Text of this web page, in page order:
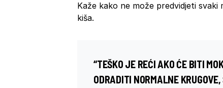
Kaže kako ne može predvidjeti
kiša.
“TEŠKO JE REĆI AKO ĆE BITI
ODRADITI NORMALNE